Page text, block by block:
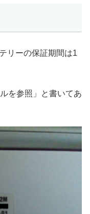
リーの保証期間は1
を参照」と書いてあ